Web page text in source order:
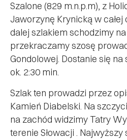
Szalone (829 m.n.p.m), z
Jaworzynę Krynicką w całej
dalej szlakiem schodzimy
przekraczamy szosę
Gondolowej. Dostanie się
ok. 2:30 min.
Szlak ten prowadzi przez
Kamień Diabelski. Na
na zachód widzimy Tatry
terenie Słowacji .